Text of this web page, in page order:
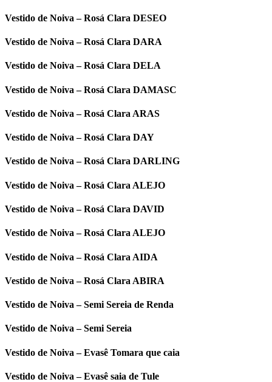
Vestido de Noiva – Rosá Clara DESEO
Vestido de Noiva – Rosá Clara DARA
Vestido de Noiva – Rosá Clara DELA
Vestido de Noiva – Rosá Clara DAMASC
Vestido de Noiva – Rosá Clara ARAS
Vestido de Noiva – Rosá Clara DAY
Vestido de Noiva – Rosá Clara DARLING
Vestido de Noiva – Rosá Clara ALEJO
Vestido de Noiva – Rosá Clara DAVID
Vestido de Noiva – Rosá Clara ALEJO
Vestido de Noiva – Rosá Clara AIDA
Vestido de Noiva – Rosá Clara ABIRA
Vestido de Noiva – Semi Sereia de Renda
Vestido de Noiva – Semi Sereia
Vestido de Noiva – Evasê Tomara que caia
Vestido de Noiva – Evasê saia de Tule